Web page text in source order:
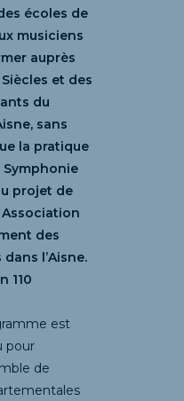
écoles de
musiciens
auprès
et des
du
sans
la pratique
Symphonie
projet de
Association
des
l’Aisne.
110
est
pour
de